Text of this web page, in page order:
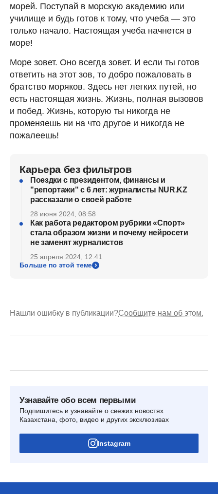
морей. Поступай в морскую академию или
училище и будь готов к тому, что учеба — это
только начало. Настоящая учеба начнется в
море!
Море зовет. Оно всегда зовет. И если ты готов
ответить на этот зов, то добро пожаловать в
братство моряков. Здесь нет легких путей, но
есть настоящая жизнь. Жизнь, полная вызовов
и побед. Жизнь, которую ты никогда не
променяешь ни на что другое и никогда не
пожалеешь!
Карьера без фильтров
Поездки с президентом, финансы и
"репортажи" с 6 лет: журналисты NUR.KZ
рассказали о своей работе
28 июня 2024, 08:58
Как работа редактором рубрики «Спорт»
стала образом жизни и почему нейросети
не заменят журналистов
25 апреля 2024, 12:41
Больше по этой теме
Нашли ошибку в публикации?Сообщите нам об этом.
Узнавайте обо всем первыми
Подпишитесь и узнавайте о свежих новостях
Казахстана, фото, видео и других эксклюзивах
Instagram